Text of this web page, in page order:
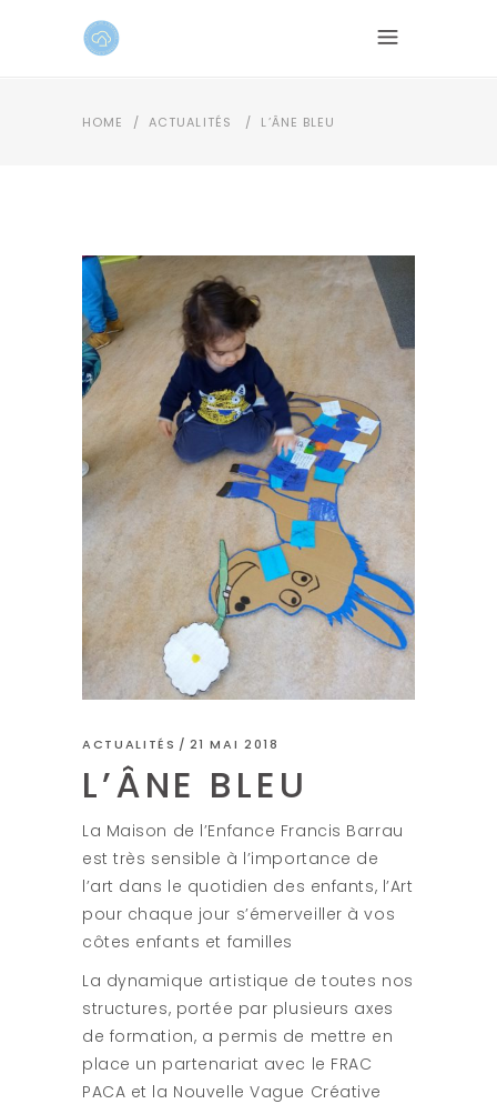
HOME / ACTUALITÉS / L’ÂNE BLEU
ACTUALITÉS 21 MAI 2018
L’ÂNE BLEU
La Maison de l’Enfance Francis Barrau
est très sensible à l’importance de
l’art dans le quotidien des enfants, l’Art
pour chaque jour s’émerveiller à vos
côtes enfants et familles
La dynamique artistique de toutes nos
structures, portée par plusieurs axes
de formation, a permis de mettre en
place un partenariat avec le FRAC
PACA et la Nouvelle Vague Créative